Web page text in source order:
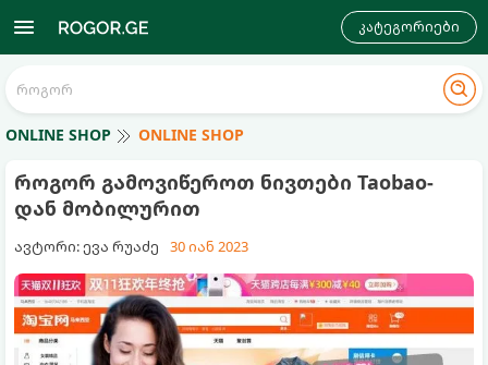
კატეგორიები
ONLINE SHOP ONLINE SHOP
როგორ გამოვიწეროთ ნივთები Taobao-
დან მობილურით
ავტორი: ევა რუაძე 30 იან 2023